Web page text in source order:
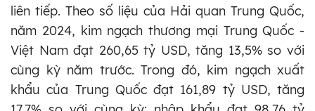
liên tiếp. Theo số liệu của Hải quan Trung Quốc,
năm 2024, kim ngạch thương mại Trung Quốc -
Việt Nam đạt 260,65 tỷ USD, tăng 13,5% so với
cùng kỳ năm trước. Trong đó, kim ngạch xuất
khẩu của Trung Quốc đạt 161,89 tỷ USD, tăng